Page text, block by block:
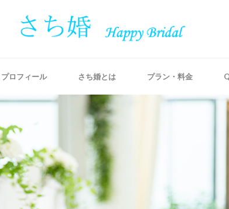
プロフィール さち婚とは プラン・料金